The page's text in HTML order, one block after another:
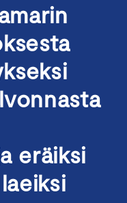
eräiksi